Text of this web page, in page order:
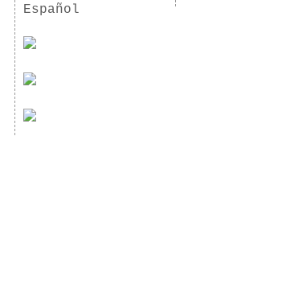
Español